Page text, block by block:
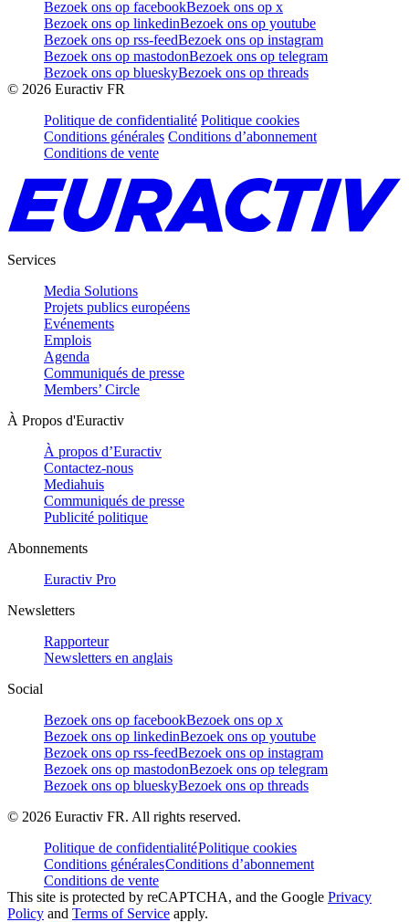
Bezoek ons op facebookBezoek ons op x
Bezoek ons op linkedinBezoek ons op youtube
Bezoek ons op rss-feedBezoek ons op instagram
Bezoek ons op mastodonBezoek ons op telegram
Bezoek ons op blueskyBezoek ons op threads
© 2026 Euractiv FR
Politique de confidentialité Politique cookies
Conditions générales Conditions d’abonnement
Conditions de vente
Services
Media Solutions
Projets publics européens
Evénements
Emplois
Agenda
Communiqués de presse
Members’ Circle
À Propos d'Euractiv
À propos d’Euractiv
Contactez-nous
Mediahuis
Communiqués de presse
Publicité politique
Abonnements
Euractiv Pro
Newsletters
Rapporteur
Newsletters en anglais
Social
Bezoek ons op facebookBezoek ons op x
Bezoek ons op linkedinBezoek ons op youtube
Bezoek ons op rss-feedBezoek ons op instagram
Bezoek ons op mastodonBezoek ons op telegram
Bezoek ons op blueskyBezoek ons op threads
© 2026 Euractiv FR. All rights reserved.
Politique de confidentialitéPolitique cookies
Conditions généralesConditions d’abonnement
Conditions de vente
This site is protected by reCAPTCHA, and the Google Privacy
Policy and Terms of Service apply.